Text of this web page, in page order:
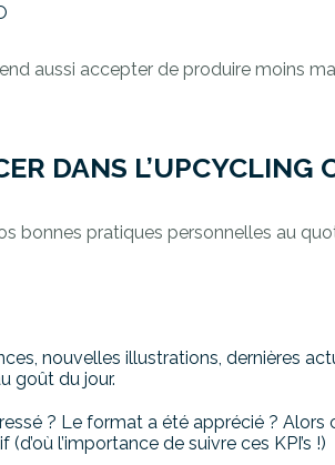
aussi accepter de produire moins
DANS L’UPCYCLING
bonnes pratiques personnelles au
nouvelles illustrations, dernières
goût du jour.
? Le format a été apprécié ? Alors
l’importance de suivre ces KPI’s !)